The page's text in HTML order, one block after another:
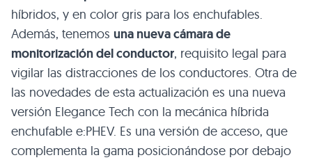
híbridos, y en color gris para los enchufables.
Además, tenemos una nueva cámara de
monitorización del conductor, requisito legal para
vigilar las distracciones de los conductores. Otra de
las novedades de esta actualización es una nueva
versión Elegance Tech con la mecánica híbrida
enchufable e:PHEV. Es una versión de acceso, que
complementa la gama posicionándose por debajo